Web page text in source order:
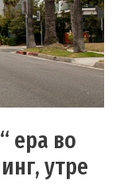
ера во
утре